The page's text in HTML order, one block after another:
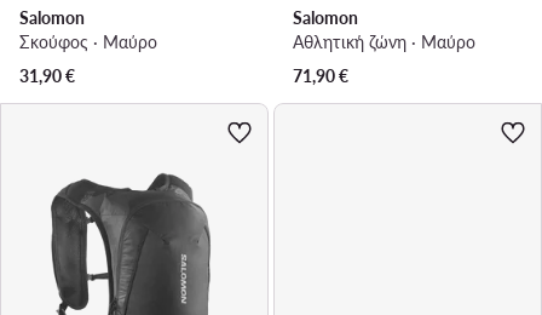
Salomon
Σκούφος · Μαύρο
31,90€
Salomon
Αθλητική ζώνη · Μαύρο
71,90€